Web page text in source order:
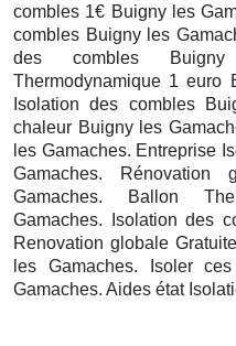
combles 1€ Buigny les
combles Buigny les
des combles
Thermodynamique 1 euro
Isolation des combles
chaleur Buigny les
les Gamaches. Entreprise
Gamaches.
Gamaches. Ballon
Gamaches. Isolation des
Renovation globale
les Gamaches. Isoler
Gamaches. Aides état